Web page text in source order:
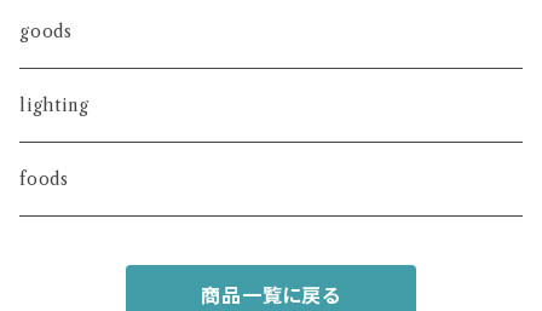
goods
lighting
foods
商品一覧に戻る